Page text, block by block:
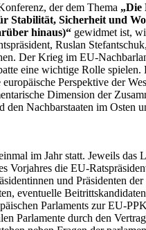
der dem Thema „Die
Stabilität, Sicherheit und
hinaus)“ gewidmet ist,
Ruslan
Der Krieg im EU-
eine wichtige Rolle spielen.
Perspektive der
Dimension der
den Nachbarstaaten im Osten
im Jahr statt. Jeweils das
Vorjahres die EU-
und Präsidenten der
eventuelle
Parlaments zur EU-
Parlamente durch den